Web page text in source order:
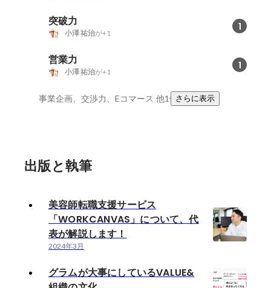
突破力 1
小澤 祐治が+1
営業力 1
小澤 祐治が+1
事業企画、交渉力、Eコマース 他1件さらに表示
出版と執筆
美容師転職支援サービス
「WORKCANVAS」について、代
表が解説します！
2024年3月
グラムが大事にしているVALUE&